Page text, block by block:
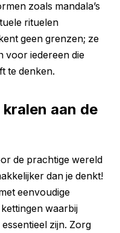
zoals mandala’s
rituelen
geen grenzen; ze
voor iedereen die
te denken.
aan de
de prachtige wereld
dan je denkt!
eenvoudige
waarbij
zijn. Zorg